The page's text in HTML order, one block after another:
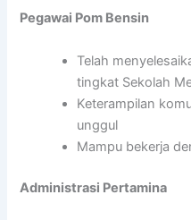
Pegawai Pom Bensin
Telah
tingkat Sekolah
Keterampilan
unggul
Mampu bekerja
Administrasi Pertamina